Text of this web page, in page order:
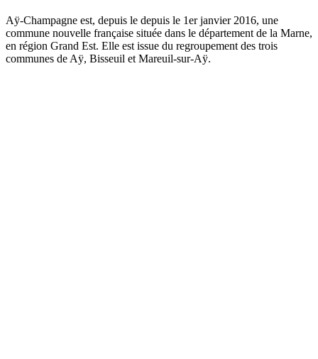
Aÿ-Champagne est, depuis le depuis le 1er janvier 2016, une
commune nouvelle française située dans le département de la Marne,
en région Grand Est. Elle est issue du regroupement des trois
communes de Aÿ, Bisseuil et Mareuil-sur-Aÿ.